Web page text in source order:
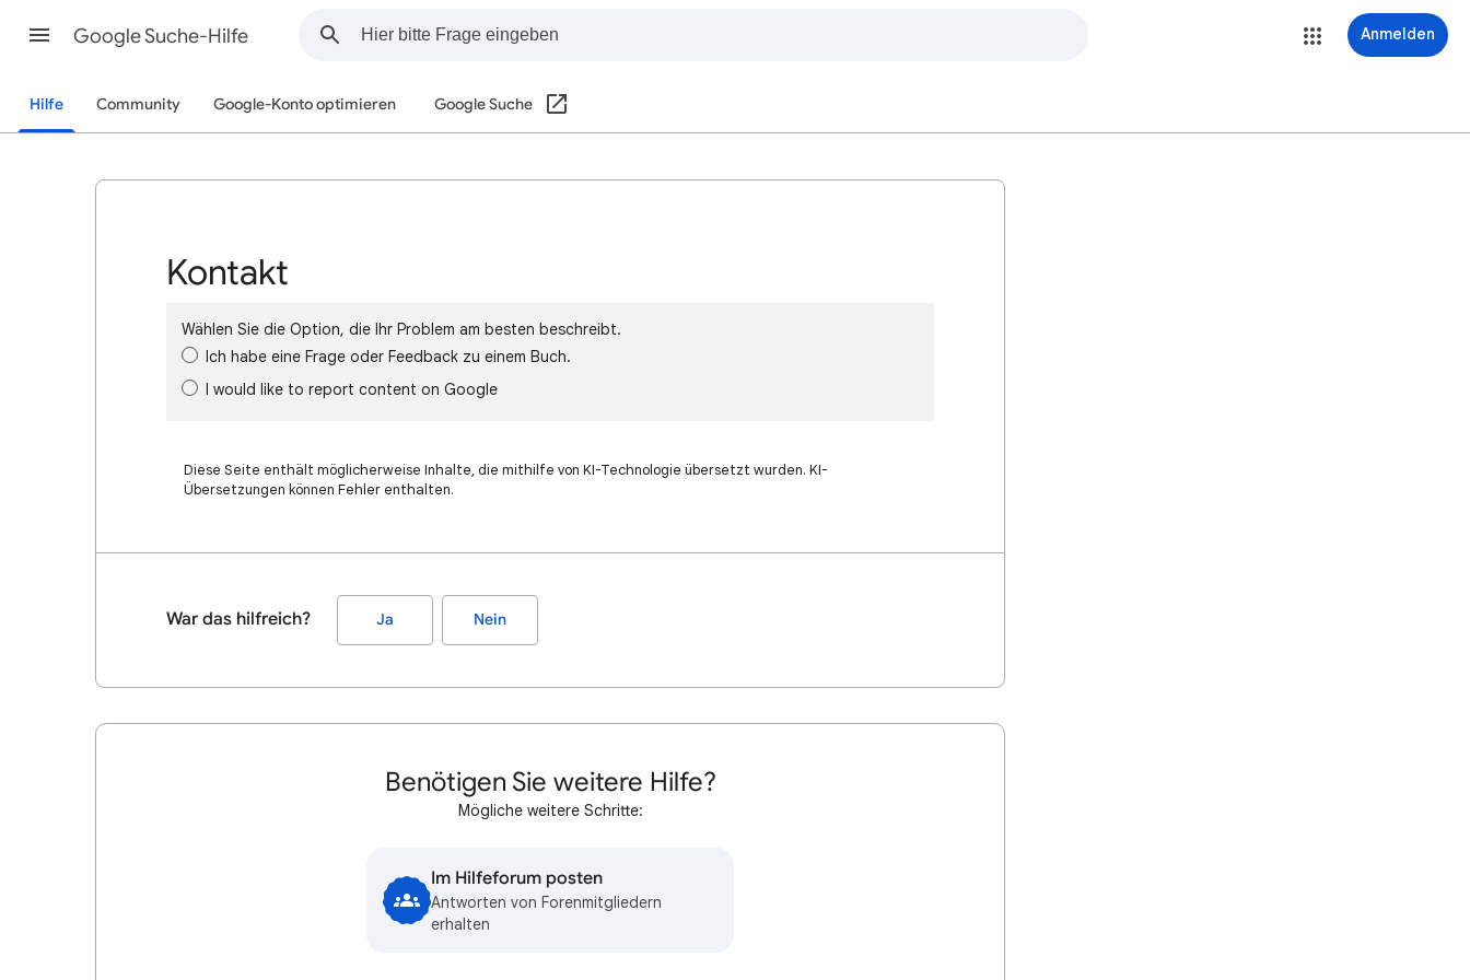
Google Suche-Hilfe Anmelden
Hilfe Community Google-Konto optimieren Google Suche
Kontakt
Wählen Sie die Option, die Ihr Problem am besten beschreibt.
Ich habe eine Frage oder Feedback zu einem Buch.
I would like to report content on Google
Diese Seite enthält möglicherweise Inhalte, die mithilfe von KI-Technologie übersetzt wurden. KI-
Übersetzungen können Fehler enthalten.
War das hilfreich? Ja Nein
Benötigen Sie weitere Hilfe?
Mögliche weitere Schritte:
Im Hilfeforum posten
Antworten von Forenmitgliedern
erhalten